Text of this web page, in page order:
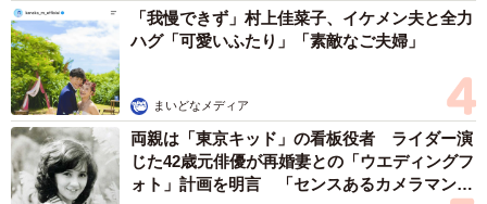
◇ ◇
ふとしたきっかけで、身近な人に隠していた趣味がバレて
しまったーーC子さん夫婦のような事件も、世間ではしばし
ば起こっているようです。以下に、寄せられた体験談をい
くつかご紹介します。
「我慢できず」村上佳菜子、イケメン夫と全力
ハグ「可愛いふたり」「素敵なご夫婦」
まいどなメディア
両親は「東京キッド」の看板役者 ライダー演
じた42歳元俳優が再婚妻との「ウエディングフ
ォト」計画を明言 「センスあるカメラマン求